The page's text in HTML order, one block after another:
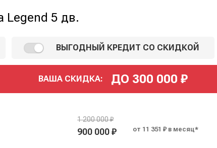
Legend 5 дв.
ВЫГОДНЫЙ КРЕДИТ СО СКИДКОЙ
ВАША СКИДКА: ДО 300 000 ₽
1 200 000 ₽
900 000 ₽ от 11 351 ₽ в месяц*